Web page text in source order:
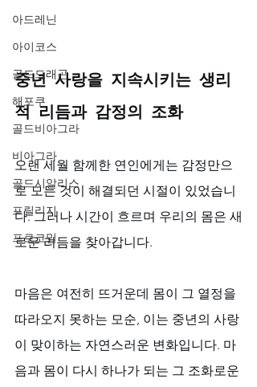
아드레닌
아이코스
골드드래곤
해포쿠
골드비아그라
비아그라
골드시알리스
프릴리지
프로코밀
중년 사랑을 지속시키는 생리
적 리듬과 감정의 조화
오랜 세월 함께한 연인에게는 감정만으
로 모든 것이 해결되던 시절이 있었습니
다. 그러나 시간이 흐르며 우리의 몸은 새
로운 리듬을 찾아갑니다.
마음은 여전히 뜨거운데 몸이 그 열정을
따라오지 못하는 모순, 이는 중년의 사랑
이 맞이하는 자연스러운 변화입니다. 마
음과 몸이 다시 하나가 되는 그 조화로운